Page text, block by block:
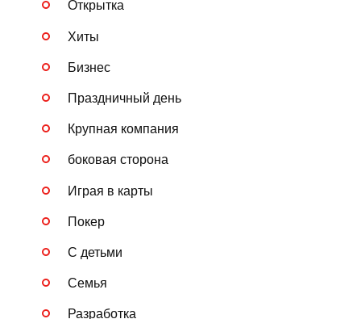
Открытка
Хиты
Бизнес
Праздничный день
Крупная компания
боковая сторона
Играя в карты
Покер
С детьми
Семья
Разработка